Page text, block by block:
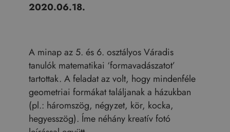
2020.06.18.
A minap az 5. és 6. osztályos Váradis
tanulók matematikai ‘formavadászatot’
tartottak. A feladat az volt, hogy mindenféle
geometriai formákat találjanak a házukban
(pl.: háromszög, négyzet, kör, kocka,
hegyesszög). Íme néhány kreatív fotó